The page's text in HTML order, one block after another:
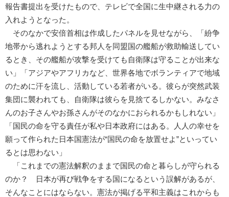
報告書提出を受けたもので、テレビで全国に生中継される力の
入れようとなった。
そのなかで安倍首相は作成したパネルを見せながら、「紛争
地帯から逃れようとする邦人を同盟国の艦船が救助輸送してい
るとき、その艦船が攻撃を受けても自衛隊は守ることが出来な
い」「アジアやアフリカなど、世界各地でボランティアで地域
のために汗を流し、活動している若者がいる。彼らが突然武装
集団に襲われても、自衛隊は彼らを見捨てるしかない。みなさ
んのお子さんやお孫さんがそのなかにおられるかもしれない」
「国民の命を守る責任が私や日本政府にはある。人人の幸せを
願って作られた日本国憲法が“国民の命を放置せよ”といってい
るとは思わない」
「これまでの憲法解釈のままで国民の命と暮らしが守られる
のか？ 日本が再び戦争をする国になるという誤解があるが、
そんなことにはならない。憲法が掲げる平和主義はこれからも